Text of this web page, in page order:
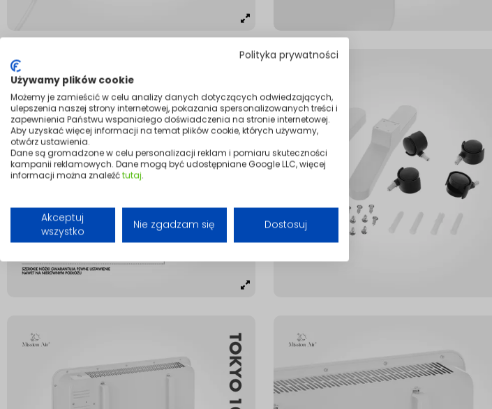
Polityka prywatności
Używamy plików cookie
Możemy je zamieścić w celu analizy danych dotyczących odwiedzających,
ulepszenia naszej strony internetowej, pokazania spersonalizowanych treści i
zapewnienia Państwu wspaniałego doświadczenia na stronie internetowej.
Aby uzyskać więcej informacji na temat plików cookie, których używamy,
otwórz ustawienia.
Dane są gromadzone w celu personalizacji reklam i pomiaru skuteczności
kampanii reklamowych. Dane mogą być udostępniane Google LLC, więcej
informacji można znaleźćtutaj.
Akceptuj
wszystko
Nie zgadzam się Dostosuj